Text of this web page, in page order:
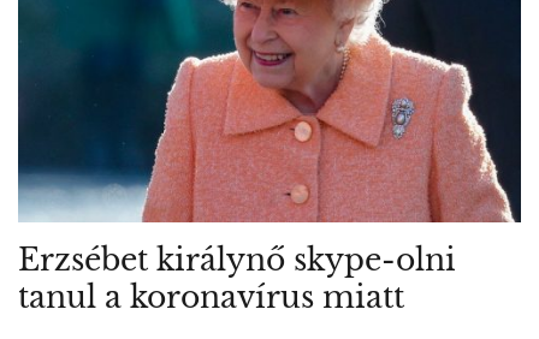
Erzsébet királynő skype-olni
tanul a koronavírus miatt